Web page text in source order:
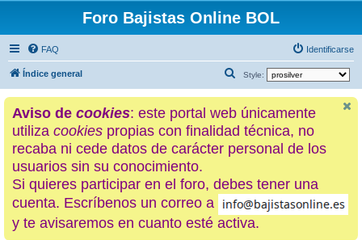
Foro Bajistas Online BOL
FAQ Identificarse
Índice general Style:
u
c
a
Aviso de cookies: este portal web únicamente
utiliza cookies propias con finalidad técnica, no
recaba ni cede datos de carácter personal de los
usuarios sin su conocimiento.
Si quieres participar en el foro, debes tener una
cuenta. Escríbenos un correo a
y te avisaremos en cuanto esté activa.